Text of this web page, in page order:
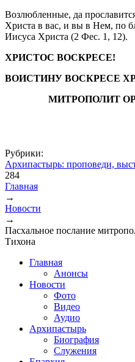
Возлюбленные, да
Христа в вас, и вы в Нем, по
Иисуса Христа (2 Фес. 1, 12).
ХРИСТОС ВОСКРЕСЕ!
ВОИСТИНУ ВОСКРЕСЕ
МИТРОПОЛИТ
Рубрики:
Архипастырь: проповеди,
284
Вы здесь
Главная
→
Новости
→
Пасхальное послание
Тихона
Главная
Анонсы
Новости
Фото
Видео
Аудио
Архипастырь
Биография
Служения